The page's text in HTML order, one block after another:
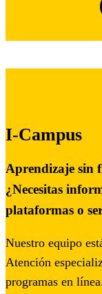
I-Campus
Aprendizaje sin
¿Necesitas
plataformas o
Nuestro equipo
Atención
programas en